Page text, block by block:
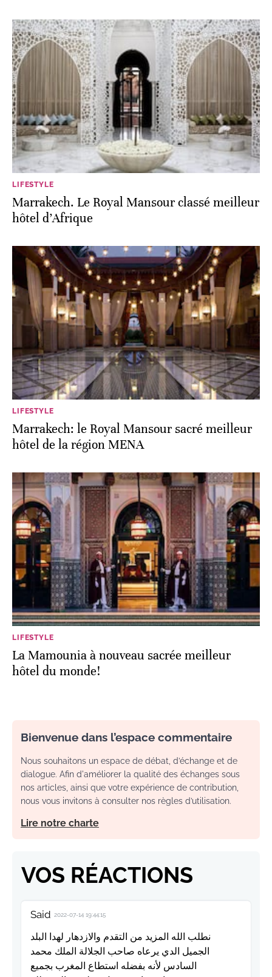
LIFESTYLE
Marrakech. Le Royal Mansour classé meilleur
hôtel d’Afrique
LIFESTYLE
Marrakech: le Royal Mansour sacré meilleur
hôtel de la région MENA
LIFESTYLE
La Mamounia à nouveau sacrée meilleur
hôtel du monde!
Bienvenue dans l’espace commentaire
Nous souhaitons un espace de débat, d’échange et de
dialogue. Afin d'améliorer la qualité des échanges sous
nos articles, ainsi que votre expérience de contribution,
nous vous invitons à consulter nos règles d’utilisation.
Lire notre charte
VOS RÉACTIONS
Said 2022-07-14 19:44:15
نطلب الله المزيد من التقدم والازدهار لهدا البلد
الجميل الدي يرعاه صاحب الجلالة الملك محمد
السادس لأنه بفضله استطاع المغرب بجميع